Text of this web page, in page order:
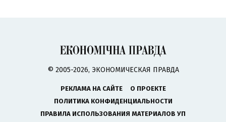
© 2005-2026, ЭКОНОМИЧЕСКАЯ ПРАВДА
РЕКЛАМА НА САЙТЕ
О ПРОЕКТЕ
ПОЛИТИКА КОНФИДЕНЦИАЛЬНОСТИ
ПРАВИЛА ИСПОЛЬЗОВАНИЯ МАТЕРИАЛОВ УП